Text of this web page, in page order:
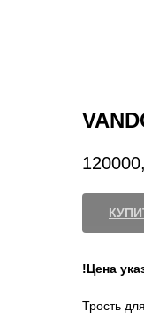
!Цена
Трость